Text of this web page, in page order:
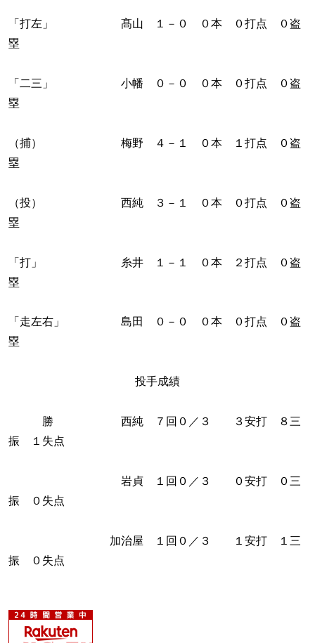
「打左」 髙山 １－０ ０本 ０打点 ０盗
塁
「二三」 小幡 ０－０ ０本 ０打点 ０盗
塁
（捕） 梅野 ４－１ ０本 １打点 ０盗
塁
（投） 西純 ３－１ ０本 ０打点 ０盗
塁
「打」 糸井 １－１ ０本 ２打点 ０盗
塁
「走左右」 島田 ０－０ ０本 ０打点 ０盗
塁
投手成績
勝 西純 ７回０／３ ３安打 ８三
振 １失点
岩貞 １回０／３ ０安打 ０三
振 ０失点
加治屋 １回０／３ １安打 １三
振 ０失点